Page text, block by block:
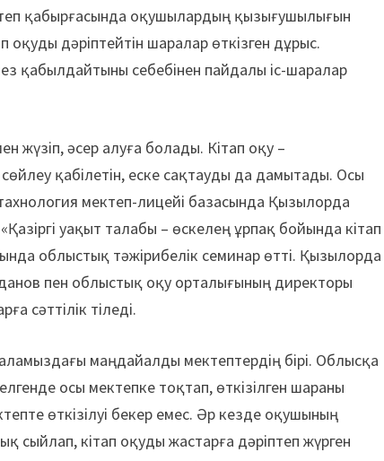
қабырғасында оқушылардың қызығушылығын
дәріптейтін шаралар өткізген дұрыс.
қабылдайтыны себебінен пайдалы іс-шаралар
жүзіп, әсер алуға болады. Кітап оқу –
сөйлеу қабілетін, еске сақтауды да дамытады. Осы
мектеп-лицейі базасында Қызылорда
уақыт талабы – өскелең ұрпақ бойында кітап
облыстық тәжірибелік семинар өтті. Қызылорда
пен облыстық оқу орталығының директоры
сәттілік тіледі.
маңдайалды мектептердің бірі. Облысқа
осы мектепке тоқтап, өткізілген шараны
өткізілуі бекер емес. Әр кезде оқушының
сыйлап, кітап оқуды жастарға дәріптеп жүрген